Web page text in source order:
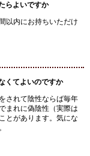
らよいですか
以内にお持ちいただけ
くてよいのですか
されて陰性ならば毎年
まれに偽陰性（実際は
とがあります。気にな